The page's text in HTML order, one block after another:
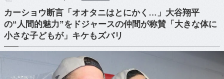
カーショウ断言「オオタニはとにかく…」大谷翔平
の“人間的魅力”をドジャースの仲間が称賛「大きな体に
小さな子どもが」キケもズバリ